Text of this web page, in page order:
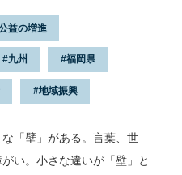
益の増進
九州 福岡県
地域振興
「壁」がある。言葉、世
い。小さな違いが「壁」と